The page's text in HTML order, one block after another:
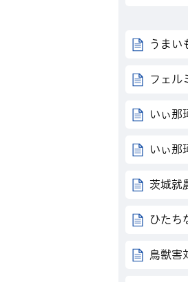
うまい
フェル
いぃ那
いぃ那
茨城就
ひたち
鳥獣害